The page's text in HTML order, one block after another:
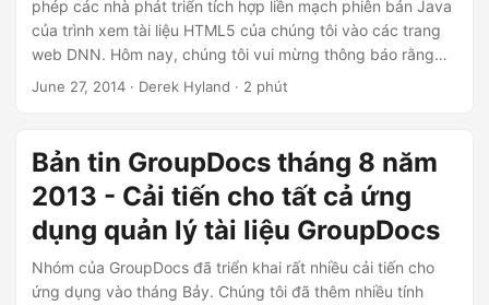
phép các nhà phát triển tích hợp liền mạch phiên bản Java
của trình xem tài liệu HTML5 của chúng tôi vào các trang
web DNN. Hôm nay, chúng tôi vui mừng thông báo rằng
mô-đun đã được phê duyệt và xuất bản chính thức trên thị
liệu trên bất kỳ trang nào trong trang web của mình.
June 27, 2014 · Derek Hyland · 2 phút
Bản tin GroupDocs tháng 8 năm
2013 - Cải tiến cho tất cả ứng
dụng quản lý tài liệu GroupDocs
Nhóm của GroupDocs đã triển khai rất nhiều cải tiến cho
ứng dụng vào tháng Bảy. Chúng tôi đã thêm nhiều tính